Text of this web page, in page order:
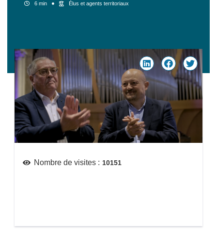
6 min Élus et agents territoriaux
Nombre de visites : 10151